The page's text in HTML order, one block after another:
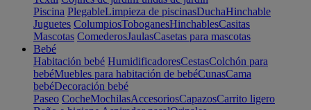
Piscina PlegableLimpieza de piscinasDuchaHinchable
Juguetes ColumpiosToboganesHinchablesCasitas
Mascotas ComederosJaulasCasetas para mascotas
Bebé
Habitación bebé HumidificadoresCestasColchón para
bebéMuebles para habitación de bebéCunasCama
bebéDecoración bebé
Paseo CocheMochilasAccesoriosCapazosCarrito ligero